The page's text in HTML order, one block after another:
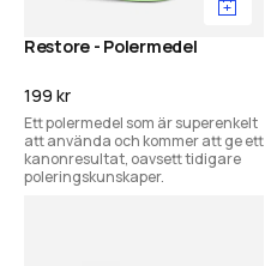
Restore - Polermedel
199 kr
Ett polermedel som är superenkelt
att använda och kommer att ge ett
kanonresultat, oavsett tidigare
poleringskunskaper.